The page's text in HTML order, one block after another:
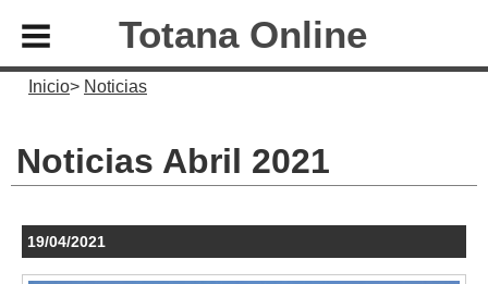
Totana Online
Inicio Noticias
Noticias Abril 2021
19/04/2021